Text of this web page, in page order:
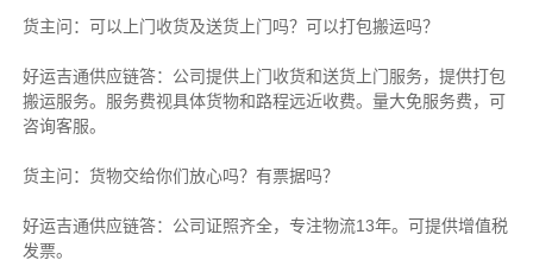
货主问：可以上门收货及送货上门吗？可以打包搬运吗？
好运吉通供应链答：公司提供上门收货和送货上门服务，提供打包
搬运服务。服务费视具体货物和路程远近收费。量大免服务费，可
咨询客服。
货主问：货物交给你们放心吗？有票据吗？
好运吉通供应链答：公司证照齐全，专注物流13年。可提供增值税
发票。